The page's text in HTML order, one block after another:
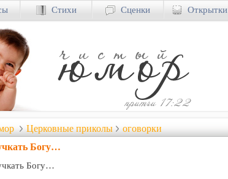
Церковные приколы оговорки
Богу…
Богу…
Стихи Сценки Открытки